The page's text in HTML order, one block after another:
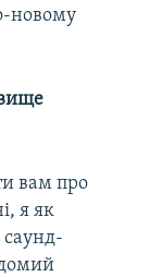
новому
вам про
я як